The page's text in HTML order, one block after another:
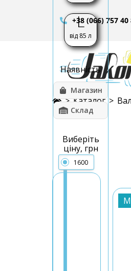
+38 (066) 757 40
> Каталог >
L
від 85 л
Наявність
Магазин
Склад
Виберіть
ціну, грн
1600